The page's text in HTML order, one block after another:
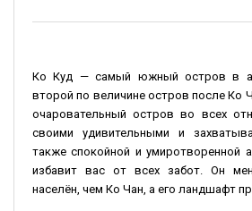
Ко Куд — самый южный остров в
второй по величине остров после Ко
очаровательный остров во всех
своими удивительными и
также спокойной и умиротворенной
избавит вас от всех забот. Он
населён, чем Ко Чан, а его ландшафт